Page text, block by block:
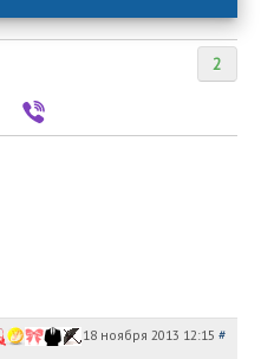
2
18 ноября 2013 12:15 #